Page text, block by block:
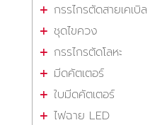
กรรไกรตัดสายเคเบิล
ชุดไขควง
กรรไกรตัดโลหะ
มีดคัตเตอร์
ใบมีดคัตเตอร์
ไฟฉาย LED